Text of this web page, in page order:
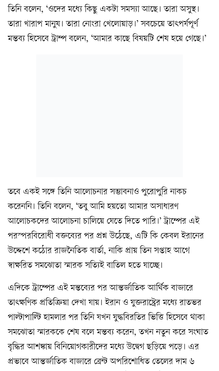
তিনি বলেন, ‘ওদের মধ্যে কিছু একটা সমস্যা আছে। তারা অসুস্থ।
তারা খারাপ মানুষ। তারা নোংরা খেলোয়াড়।’ সবচেয়ে তাৎপর্যপূর্ণ
মন্তব্য হিসেবে ট্রাম্প বলেন, ‘আমার কাছে বিষয়টি শেষ হয়ে গেছে।’
তবে একই সঙ্গে তিনি আলোচনার সম্ভাবনাও পুরোপুরি নাকচ
করেননি। তিনি বলেন, ‘তবু আমি হয়তো আমার অসাধারণ
আলোচকদের আলোচনা চালিয়ে যেতে দিতে পারি।’ ট্রাম্পের এই
পরস্পরবিরোধী বক্তব্যের পর প্রশ্ন উঠেছে, এটি কি কেবল ইরানের
উদ্দেশে কঠোর রাজনৈতিক বার্তা, নাকি প্রায় তিন সপ্তাহ আগে
স্বাক্ষরিত সমঝোতা স্মারক সত্যিই বাতিল হতে যাচ্ছে।
এদিকে ট্রাম্পের এই মন্তব্যের পর আন্তর্জাতিক আর্থিক বাজারে
তাৎক্ষণিক প্রতিক্রিয়া দেখা যায়। ইরান ও যুক্তরাষ্ট্রের মধ্যে রাতভর
পাল্টাপাল্টি হামলার পর তিনি যখন যুদ্ধবিরতির ভিত্তি হিসেবে থাকা
সমঝোতা স্মারককে শেষ বলে মন্তব্য করেন, তখন নতুন করে সংঘাত
বৃদ্ধির আশঙ্কায় বিনিয়োগকারীদের মধ্যে উদ্বেগ ছড়িয়ে পড়ে। এর
প্রভাবে আন্তর্জাতিক বাজারে ব্রেন্ট অপরিশোধিত তেলের দাম ৬